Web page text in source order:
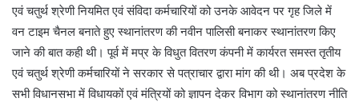
एवं चतुर्थ श्रेणी नियमित एवं संविदा कर्मचारियों को उनके आवेदन पर गृह जिले में
वन टाइम चैनल बनाते हुए स्थानांतरण की नवीन पालिसी बनाकर स्थानांतरण किए
जाने की बात कही थी। पूर्व में मप्र के विधुत वितरण कंपनी में कार्यरत समस्त तृतीय
एवं चतुर्थ श्रेणी कर्मचारियों ने सरकार से पत्राचार द्वारा मांग की थी। अब प्रदेश के
सभी विधानसभा में विधायकों एवं मंत्रियों को ज्ञापन देकर विभाग को स्थानांतरण नीति